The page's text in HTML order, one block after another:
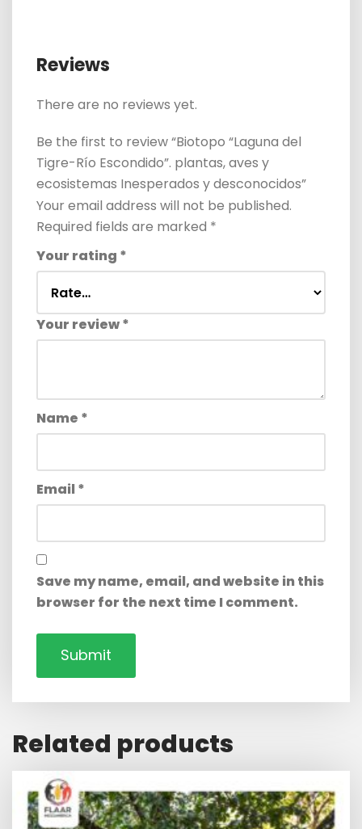
Reviews
There are no reviews yet.
Be the first to review “Biotopo “Laguna del
Tigre-Río Escondido”. plantas, aves y
ecosistemas Inesperados y desconocidos”
Your email address will not be published.
Required fields are marked *
Your rating *
Your review*
Name *
Email*
Save my name, email, and website in this
browser for the next time I comment.
Related products